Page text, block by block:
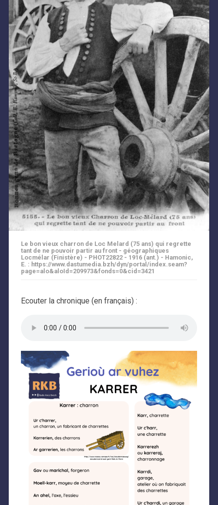
Le bon vieux charron de Loc Melard (75 ans) qui regrette
tant de ne pouvoir partir au front - géographiques
Locmélar (Finistère) - PHOT22822 - 1916 (ant.) - Hamonic,
E. : https://www.dastumedia.bzh/dyn/portal/index.seam?
page=alo&aloId=209973&fonds=0&cid=3421
Ecouter la chronique (en français) :